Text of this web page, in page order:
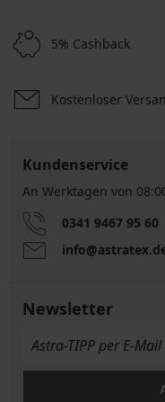
5% Cashback
Kostenloser
Kundenservice
An Werktagen von
0341 9467 95 60
Newsletter